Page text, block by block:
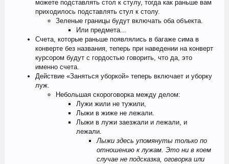
можете подставлять стол к стулу, тогда как раньше вам
приходилось подставлять стул к столу.
Зеленые границы будут включать оба объекта.
Или предмета...
Счета, которые раньше появлялись в багаже сима в
конверте без названия, теперь при наведении на конверт
курсором будут с гордостью говорить, что да, это
именно счета.
Действие «Заняться уборкой» теперь включает и уборку
луж.
Небольшая скороговорка между делом:
Лужи жили не тужили,
Лыжи в жиже не лежали.
Лыжи в лужи заезжали и лежали, и
лежали.
Лыжи здесь упомянуты только по
отношению к лужам. Это ни в коем
случае не подсказка, оговорка или